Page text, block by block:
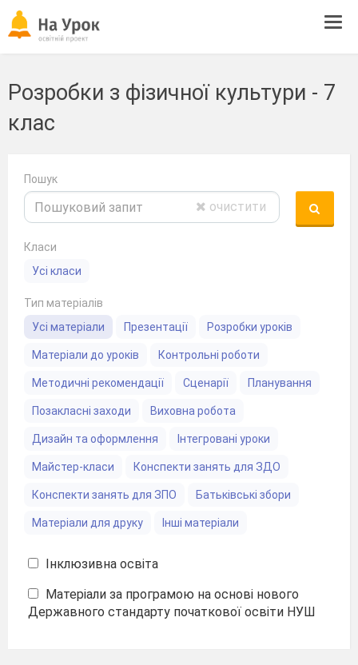
Розробки з фізичної культури - 7
клас
Пошук
очистити
Класи
Усі класи
Тип матеріалів
Усі матеріали
Презентації Розробки уроків
Матеріали до уроків Контрольні роботи
Методичні рекомендації Сценарії Планування
Позакласні заходи Виховна робота
Дизайн та оформлення Інтегровані уроки
Майстер-класи Конспекти занять для ЗДО
Конспекти занять для ЗПО Батьківські збори
Матеріали для друку Інші матеріали
Інклюзивна освіта
Матеріали за програмою на основі нового
Державного стандарту початкової освіти НУШ